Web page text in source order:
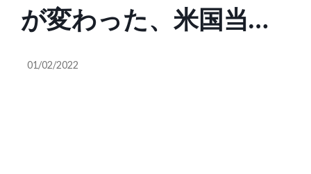
が変わった、米国当局
が勝ち目のないと思わ
01/02/2022